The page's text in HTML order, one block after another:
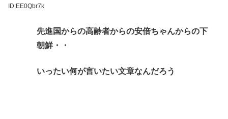
ID:EE0Qbr7k
先進国からの高齢者からの安倍ちゃんからの下
朝鮮・・
いったい何が言いたい文章なんだろう